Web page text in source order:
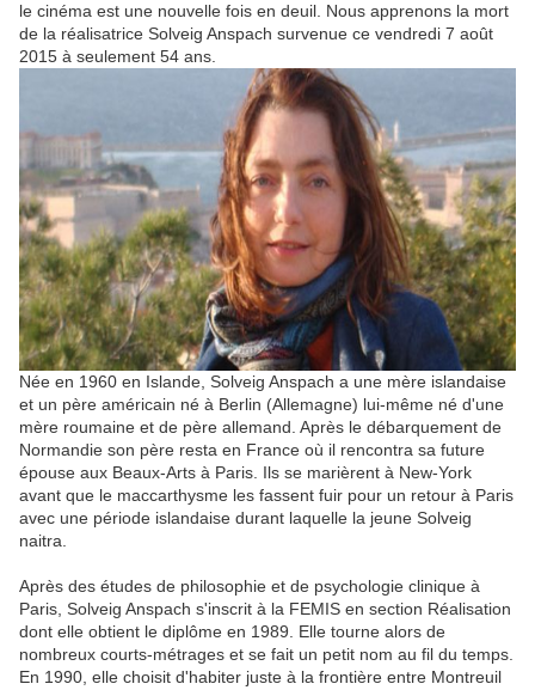
le cinéma est une nouvelle fois en deuil. Nous apprenons la mort
de la réalisatrice Solveig Anspach survenue ce vendredi 7 août
2015 à seulement 54 ans.
Née en 1960 en Islande, Solveig Anspach a une mère islandaise
et un père américain né à Berlin (Allemagne) lui-même né d'une
mère roumaine et de père allemand. Après le débarquement de
Normandie son père resta en France où il rencontra sa future
épouse aux Beaux-Arts à Paris. Ils se marièrent à New-York
avant que le maccarthysme les fassent fuir pour un retour à Paris
avec une période islandaise durant laquelle la jeune Solveig
naitra.
Après des études de philosophie et de psychologie clinique à
Paris, Solveig Anspach s'inscrit à la FEMIS en section Réalisation
dont elle obtient le diplôme en 1989. Elle tourne alors de
nombreux courts-métrages et se fait un petit nom au fil du temps.
En 1990, elle choisit d'habiter juste à la frontière entre Montreuil